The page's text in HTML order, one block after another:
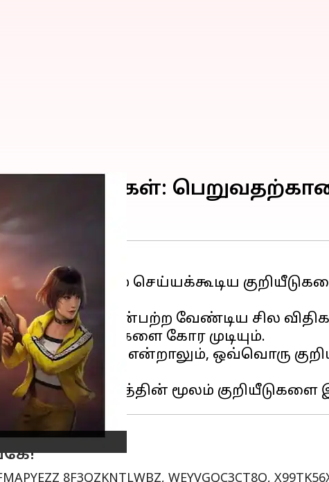
குறியீடுகள்:
மேக்ஸ் , ரிடீம் செய்யக்கூடிய
பிளேயர்கள் பின்பற்ற வேண்டிய சில
குறியீடுகளை கோர முடியும்.
செய்ய முடியும் என்றாலும், ஒவ்வொரு